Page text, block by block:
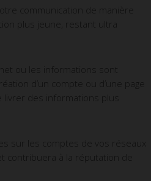
communication de manière
plus jeune, restant ultra
ou les informations sont
d’un compte ou d’une page
des informations plus
sur les comptes de vos réseaux
contribuera à la réputation de